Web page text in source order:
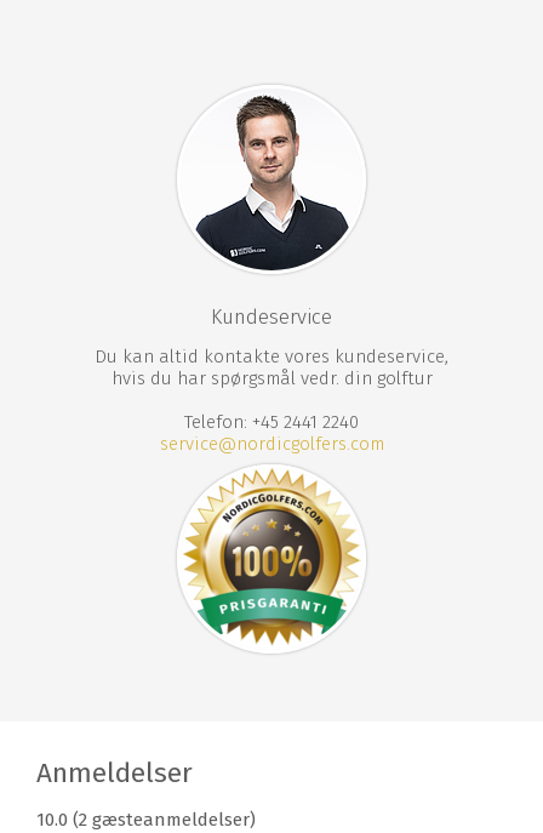
Have
Gratis parkering
Kundeservice
Du kan altid kontakte vores kundeservice,
hvis du har spørgsmål vedr. din golftur
Telefon: +45 2441 2240
service@nordicgolfers.com
Anmeldelser
10.0 (2 gæsteanmeldelser)